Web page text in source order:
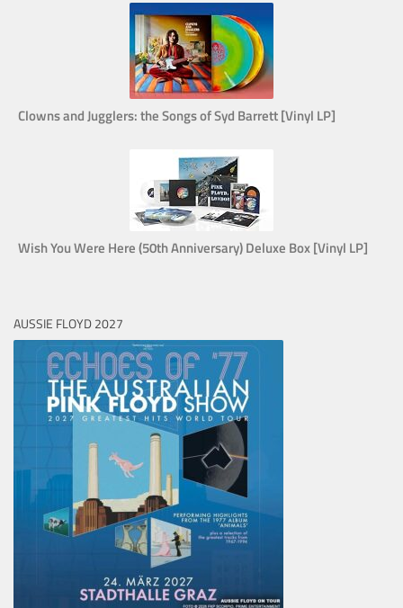
Clowns and Jugglers: the Songs of Syd Barrett [Vinyl LP]
Wish You Were Here (50th Anniversary) Deluxe Box [Vinyl LP]
AUSSIE FLOYD 2027